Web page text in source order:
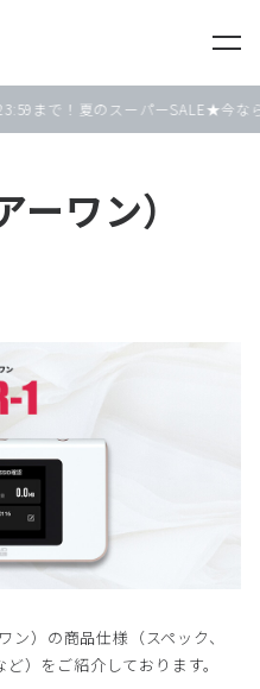
まで！夏のスーパーSALE★今な
Wi-Fi Buy
ワン）
ン）の商品仕様（スペック、
）をご紹介しております。